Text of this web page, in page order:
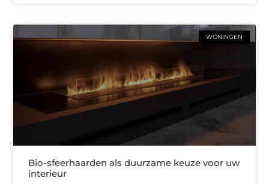
WONINGEN
Bio-sfeerhaarden als duurzame keuze voor uw
interieur